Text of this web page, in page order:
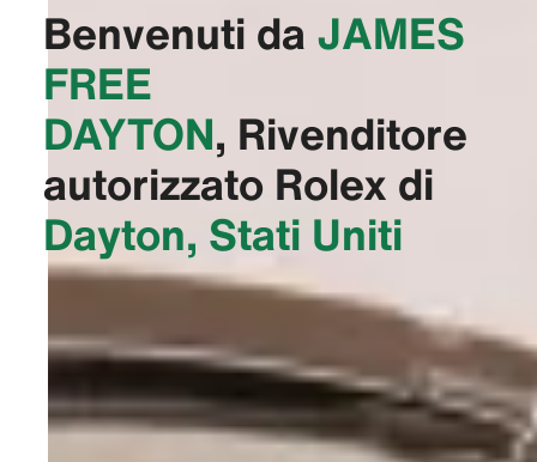
Benvenuti da ‭JAMES
FREE
DAYTON‬, Rivenditore
autorizzato Rolex di
Dayton, Stati Uniti